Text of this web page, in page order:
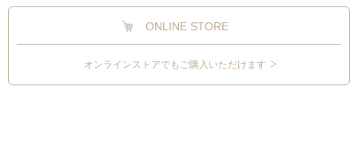
ONLINE STORE
オンラインストアでもご購入いただけます